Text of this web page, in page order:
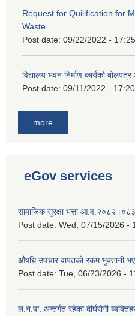
Request for Quilification for
Waste...
Post date: 09/22/2022 - 17:25
विद्यालय भवन निर्माण कार्यको
Post date: 09/11/2022 - 17:20
more
eGov services
सामाजिक सुरक्षा भत्ता
Post date: Wed, 07/15/2026 -
औषधि उपचार वापतको रकम भुक्तानी
Post date: Tue, 06/23/2026 -
ल.न.पा. अन्तर्गत रहेका दीर्घरोगी